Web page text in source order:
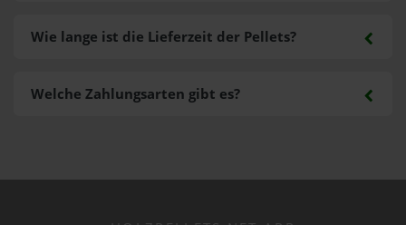
Welche Zahlungsarten gibt es?
Wie lange ist die Lieferzeit der Pellets?